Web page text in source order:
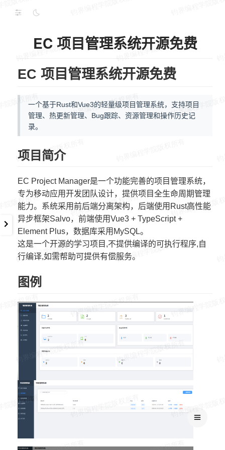
EC 项目管理系统开源免费
EC 项目管理系统开源免费
一个基于Rust和Vue3的轻量级项目管理系统，支持项目
管理、热更新管理、Bug跟踪、资源管理和操作历史记
录。
项目简介
EC Project Manager是一个功能完善的项目管理系统，
专为移动应用开发团队设计，提供项目全生命周期管理
能力。系统采用前后端分离架构，后端使用Rust高性能
异步框架Salvo，前端使用Vue3 + TypeScript +
Element Plus，数据库采用MySQL。
这是一个开源的学习项目,不提供编译的可执行程序,自
行编译,如需帮助可提供有偿服务。
图例